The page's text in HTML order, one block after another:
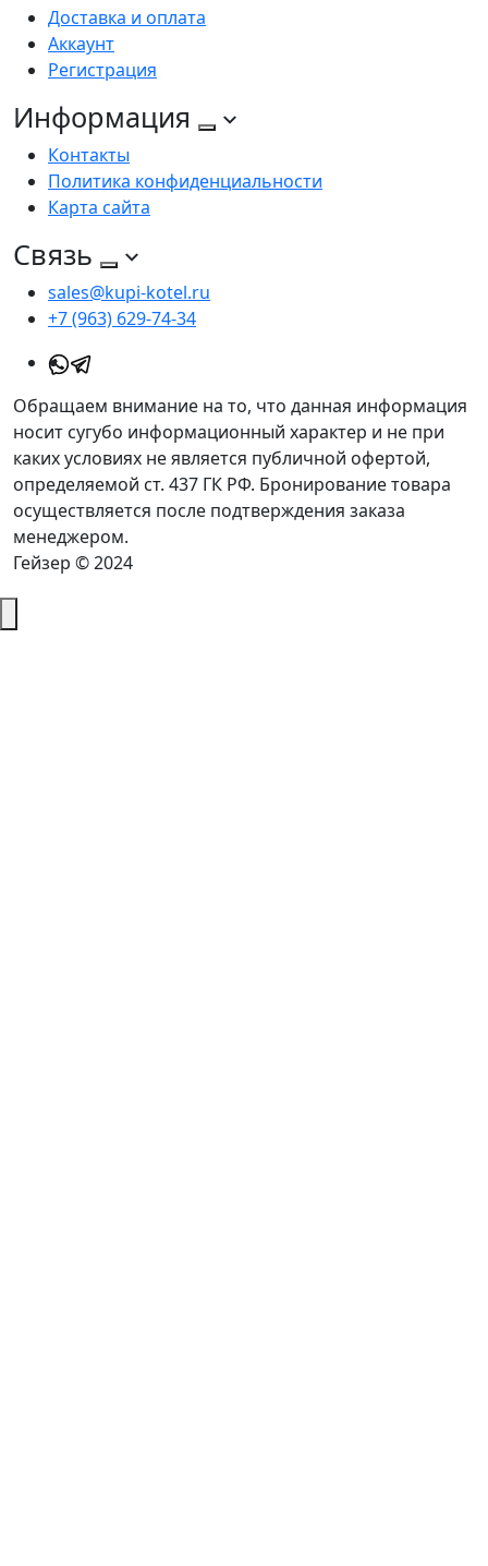
Доставка и оплата
Аккаунт
Регистрация
Информация
Контакты
Политика конфиденциальности
Карта сайта
Связь
sales@kupi-kotel.ru
+7 (963) 629-74-34
Обращаем внимание на то, что данная информация
носит сугубо информационный характер и не при
каких условиях не является публичной офертой,
определяемой ст. 437 ГК РФ. Бронирование товара
осуществляется после подтверждения заказа
менеджером.
Гейзер © 2024